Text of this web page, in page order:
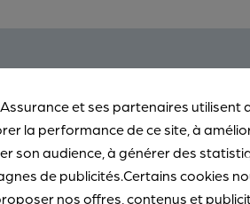
Bon à
pour l’assurance
et ses partenaires utilisent
la performance de ce site, à
son audience, à générer des
de publicités.Certains cookies
nos offres, contenus et